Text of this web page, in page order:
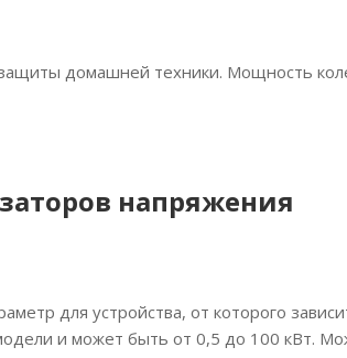
домашней техники. Мощность
напряжения
для устройства, от которого
и может быть от 0,5 до 100 кВт.